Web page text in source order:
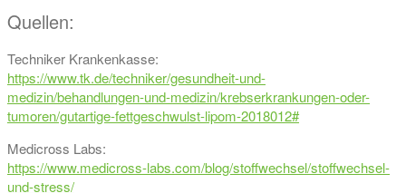
Quellen:
Techniker Krankenkasse:
https://www.tk.de/techniker/gesundheit-und-
medizin/behandlungen-und-medizin/krebserkrankungen-oder-
tumoren/gutartige-fettgeschwulst-lipom-2018012#
Medicross Labs:
https://www.medicross-labs.com/blog/stoffwechsel/stoffwechsel-
und-stress/